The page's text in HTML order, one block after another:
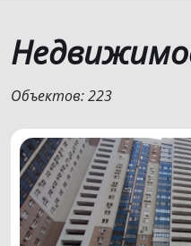
Объектов: 223